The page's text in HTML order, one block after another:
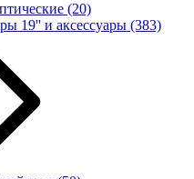
(20)
19'' и аксессуары (383)